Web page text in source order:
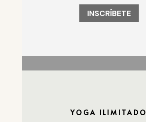
INSCRÍBETE
YOGA ILIMITADO